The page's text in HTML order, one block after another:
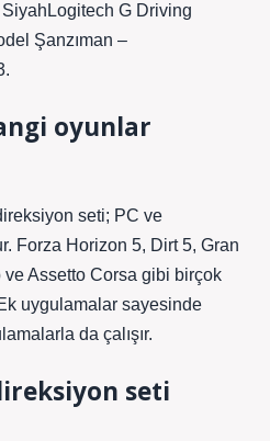
G Driving
Şanzıman –
oyunlar
seti; PC ve
Forza Horizon 5, Dirt 5, Gran
Assetto Corsa gibi birçok
uygulamalar sayesinde
da çalışır.
seti